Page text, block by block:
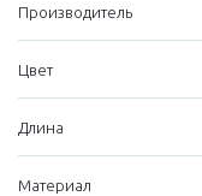
Производитель
Цвет
Длина
Материал